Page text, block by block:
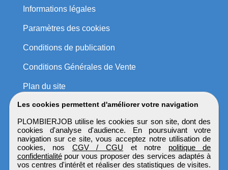
Les cookies permettent d'améliorer votre navigation
PLOMBIERJOB utilise les cookies sur son site, dont des
cookies d'analyse d'audience. En poursuivant votre
navigation sur ce site, vous acceptez notre utilisation de
cookies, nos CGV / CGU et notre politique de
confidentialitépour vous proposer des services adaptés à
vos centres d'intérêt et réaliser des statistiques de visites.
Informations légales
Paramètres des cookies
Conditions de publication
Conditions Générales de Vente
Plan du site